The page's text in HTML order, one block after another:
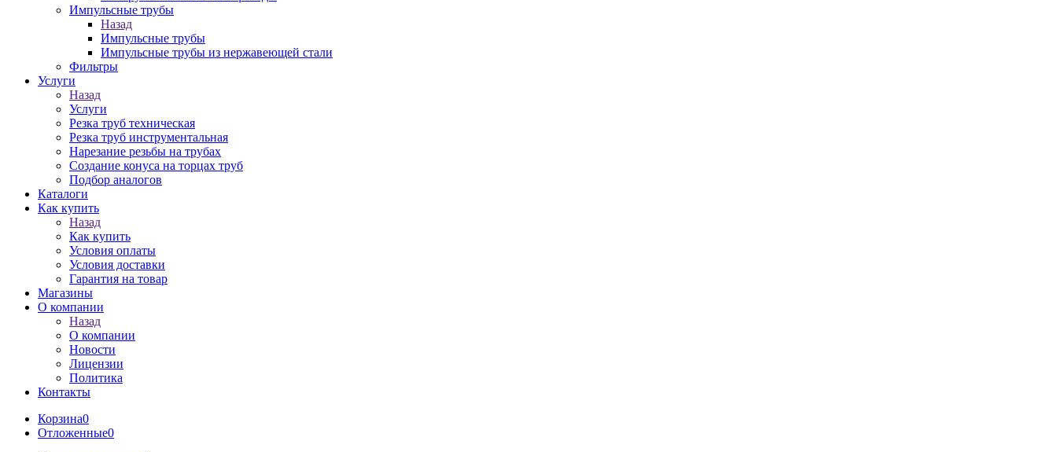
Импульсные трубы
Назад
Импульсные трубы
Импульсные трубы из нержавеющей стали
Фильтры
Услуги
Назад
Услуги
Резка труб техническая
Резка труб инструментальная
Нарезание резьбы на трубах
Создание конуса на торцах труб
Подбор аналогов
Каталоги
Как купить
Назад
Как купить
Условия оплаты
Условия доставки
Гарантия на товар
Магазины
О компании
Назад
О компании
Новости
Лицензии
Политика
Контакты
Корзина0
Отложенные0